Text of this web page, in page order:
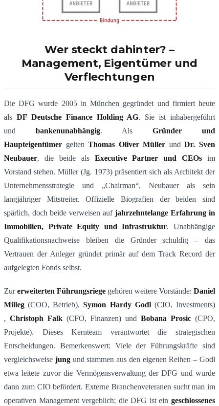
Wer steckt dahinter? –
Management, Eigentümer und
Verflechtungen
Die DFG wurde 2005 in München gegründet und firmiert heute
als DF Deutsche Finance Holding AG. Sie ist inhabergeführt
und bankenunabhängig​. Als Gründer und
Haupteigentümer geltenThomas Oliver Müller undDr. Sven
Neubauer, die beide als Executive Partner und CEOs im
Vorstand stehen​​. Müller (Jg. 1973) präsentiert sich als Architekt der
Unternehmensstrategie und „Chairman“, Neubauer als sein
langjähriger Mitstreiter. Offizielle Biografien der beiden sind
spärlich, doch beide verweisen auf jahrzehntelange Erfahrung in
Immobilien, Private Equity und Infrastruktur​. Unabhängige
Qualifikationsnachweise bleiben die Gründer schuldig – das
Vertrauen der Anleger gründet primär auf dem Track Record der
aufgelegten Fonds selbst.
Zurerweiterten Führungsriege gehören weitere Vorstände: Daniel
Milleg (COO, Betrieb),Symon Hardy Godl(CIO, Investments)​
, Christoph Falk (CFO, Finanzen) und Bobana Prosic (CPO,
Projekte)​. Dieses Kernteam verantwortet die strategischen
Entscheidungen. Bemerkenswert: Viele der Führungskräfte sind
vergleichsweise jungund stammen aus den eigenen Reihen – Godl
etwa leitete zuvor die Vermögensverwaltung der DFG und wurde
dann zum CIO befördert​. Externe Branchenveteranen sucht man im
operativen Management vergeblich; die DFG ist ein geschlossenes